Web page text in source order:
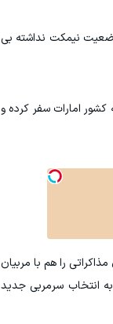
نیمکت نداشته بی
کشور امارات سفر کرده و
را هم با مربیان
انتخاب سرمربی جدید